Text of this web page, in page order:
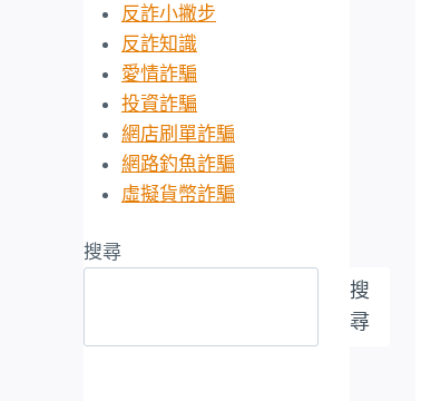
反詐小撇步
反詐知識
愛情詐騙
投資詐騙
網店刷單詐騙
網路釣魚詐騙
虛擬貨幣詐騙
搜尋
搜
尋